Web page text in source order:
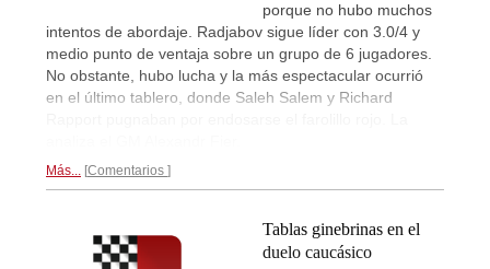
porque no hubo muchos
intentos de abordaje. Radjabov sigue líder con 3.0/4 y
medio punto de ventaja sobre un grupo de 6 jugadores.
No obstante, hubo lucha y la más espectacular ocurrió
en el último tablero, donde Saleh Salem y Richard
Más... Comentarios
Tablas ginebrinas en el
duelo caucásico